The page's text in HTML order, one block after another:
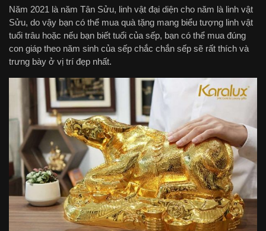
Năm 2021 là năm Tân Sửu, linh vật đại diện cho năm là linh vật
Sửu, do vậy bạn có thể mua quà tặng mang biểu tượng linh vật
tuổi trâu hoặc nếu bạn biết tuổi của sếp, bạn có thể mua đúng
con giáp theo năm sinh của sếp chắc chắn sếp sẽ rất thích và
trưng bày ở vị trí đẹp nhất.